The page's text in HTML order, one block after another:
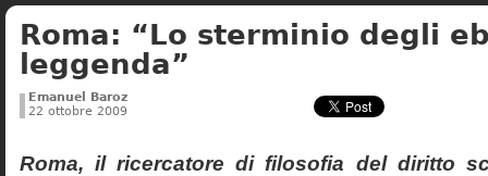
Non dimenticare Storia di Israele
Roma: “Lo sterminio degli
leggenda”
Emanuel Baroz
22 ottobre 2009
Roma, il ricercatore di filosofia del diritto